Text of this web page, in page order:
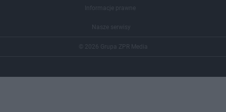
Informacje prawne
Nasze serwisy
© 2026 Grupa ZPR Media